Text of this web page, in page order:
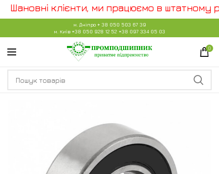
Шановні клієнти, ми працюємо в штатному
м. Дніпро + 38 050 503 67 39
м. Київ +38 050 928 12 52 +38 097 334 05 03
0